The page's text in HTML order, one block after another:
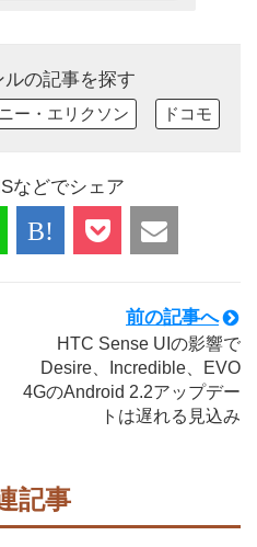
ルの記事を探す
ー・エリクソン ドコモ
などでシェア
前の記事へ
HTC Sense UIの影響で
Desire、Incredible、EVO
4GのAndroid 2.2アップデー
トは遅れる見込み
記事